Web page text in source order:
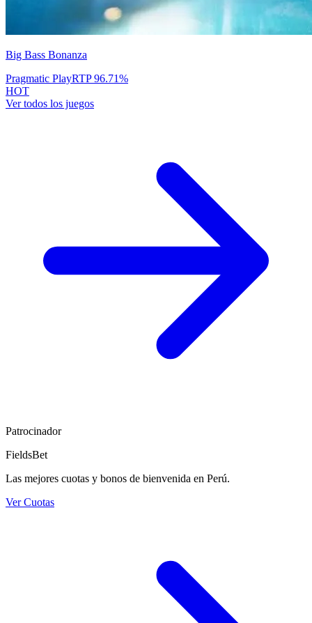
Big Bass Bonanza
Pragmatic PlayRTP96.71%
HOT
Ver todos los juegos
Patrocinador
FieldsBet
Las mejores cuotas y bonos de bienvenida en Perú.
Ver Cuotas